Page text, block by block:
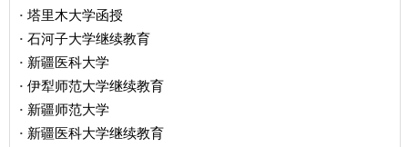
· 塔里木大学函授
· 石河子大学继续教育
· 新疆医科大学
· 伊犁师范大学继续教育
· 新疆师范大学
· 新疆医科大学继续教育